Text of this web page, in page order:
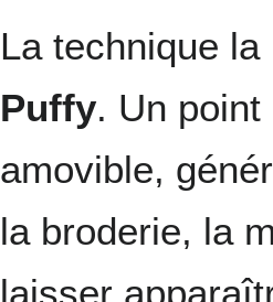
La technique
Puffy. Un
amovible,
la broderie, la
laisser